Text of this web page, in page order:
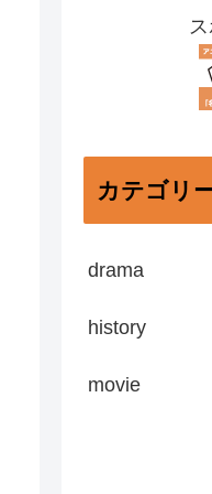
カテゴリ
drama
history
movie